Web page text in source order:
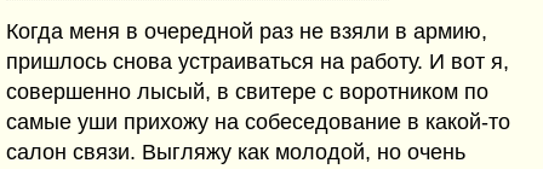
Когда меня в очередной раз не взяли в армию,
пришлось снова устраиваться на работу. И вот я,
совершенно лысый, в свитере с воротником по
самые уши прихожу на собеседование в какой-то
салон связи. Выгляжу как молодой, но очень